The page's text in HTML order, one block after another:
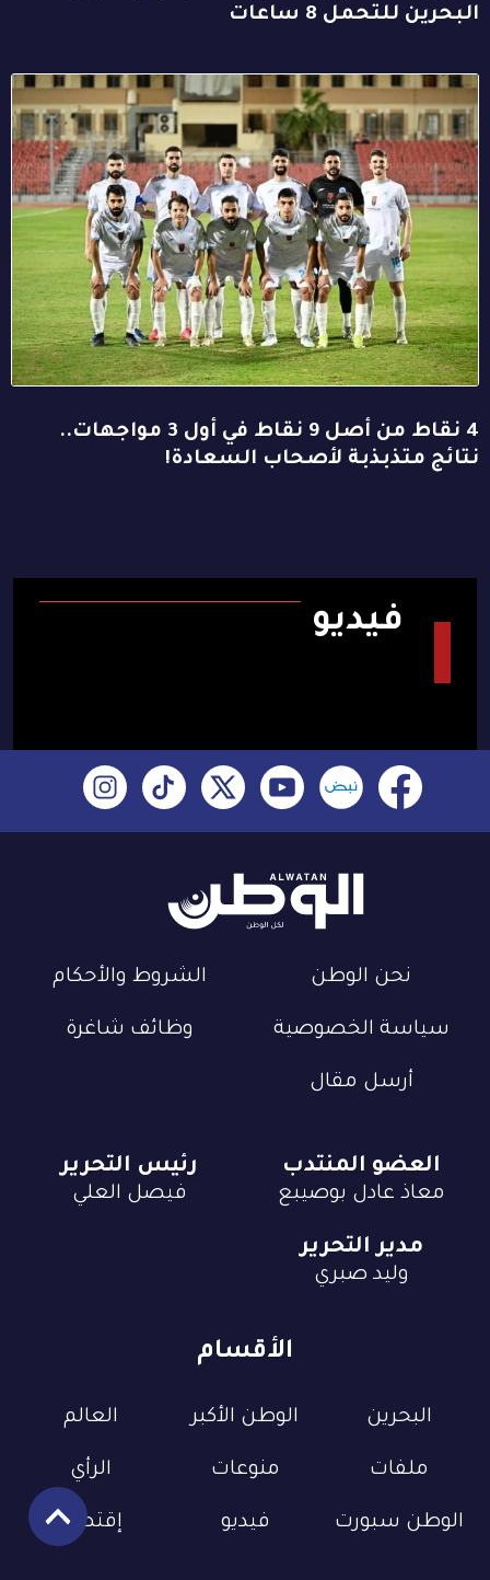
البحرين للتحمل 8 ساعات
4 نقاط من أصل 9 نقاط في أول 3 مواجهات..
نتائج متذبذبة لأصحاب السعادة!
فيديو
نحن الوطن الشروط والأحكام
سياسة الخصوصية وظائف شاغرة
أرسل مقال
الأقسام
البحرين الوطن الأكبر العالم
ملفات منوعات الرأي
الوطن سبورت فيديو إقتصاد
العضو المنتدب
معاذ عادل بوصيبع
رئيس التحرير
فيصل العلي
مدير التحرير
وليد صبري